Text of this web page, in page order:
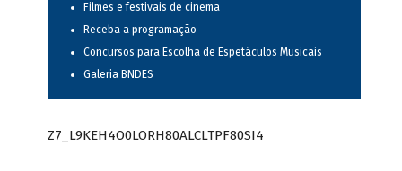
Filmes e festivais de cinema
Receba a programação
Concursos para Escolha de Espetáculos Musicais
Galeria BNDES
Z7_L9KEH4O0LORH80ALCLTPF80SI4